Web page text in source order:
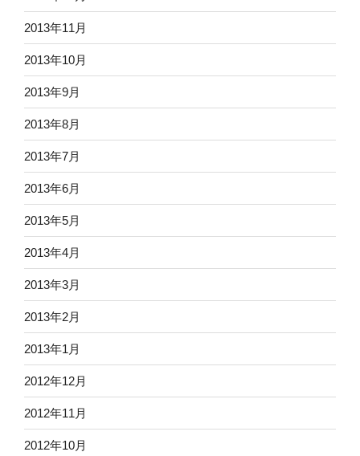
2013年11月
2013年10月
2013年9月
2013年8月
2013年7月
2013年6月
2013年5月
2013年4月
2013年3月
2013年2月
2013年1月
2012年12月
2012年11月
2012年10月